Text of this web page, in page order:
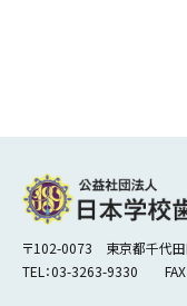
〒102-0073 東京都千代
TEL：03-3263-9330 FAX